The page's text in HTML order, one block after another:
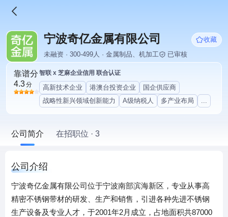
宁波奇亿金属有限公司
收藏
未融资 · 300-499人 · 金属制品、机加工
已审核
靠谱分
4.3分
智联 x 芝麻企业信用 联合认证
高新技术企业 港澳台投资企业
国企供应商
战略性新兴领域创新能力
A级纳税人 多产业布局 ...
公司简介 在招职位 · 3
公司介绍
宁波奇亿金属有限公司位于宁波南部滨海新区，专业从事高
精密不锈钢带材的研发、生产和销售，引进各种先进不锈钢
生产设备及专业人才，于2001年2月成立，占地面积共87000